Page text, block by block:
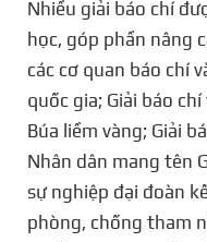
Nhiều giải báo chí
học, góp phần nâng
các cơ quan báo chí
quốc gia; Giải báo
Búa liềm vàng; Giải
Nhân dân mang tên
sự nghiệp đại đoàn
phòng, chống tham